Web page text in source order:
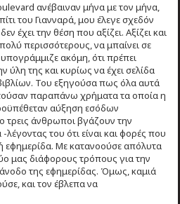
ανέβαιναν μήνα με τον μήνα,
του Γιανναρά, μου έλεγε σχεδόν
έχει την θέση που αξίζει. Αξίζει και
περισσότερους, να μπαίνει σε
ακόμη, ότι πρέπει
ύλη της και κυρίως να έχει σελίδα
Του εξηγούσα πως όλα αυτά
παραπάνω χρήματα τα οποία η
αύξηση εσόδων
τρεις άνθρωποι βγάζουν την
του ότι είναι και φορές που
Με κατανοούσε απόλυτα
μας διάφορους τρόπους για την
της εφημερίδας. Όμως, καμιά
και τον έβλεπα να